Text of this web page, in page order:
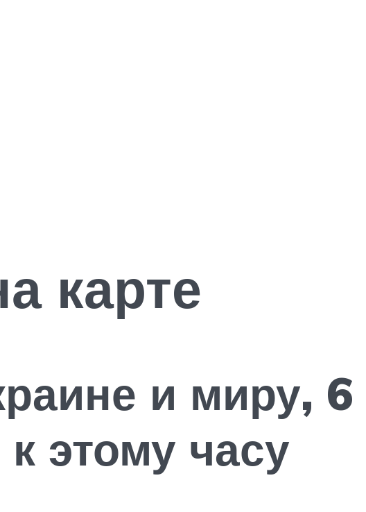
карте
и миру, 6
этому часу